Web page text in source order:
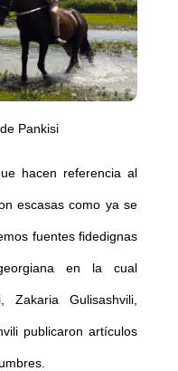
Pankisi
hacen referencia al
escasas como ya se
fuentes fidedignas
en la cual
Zakaria Gulisashvili,
publicaron artículos